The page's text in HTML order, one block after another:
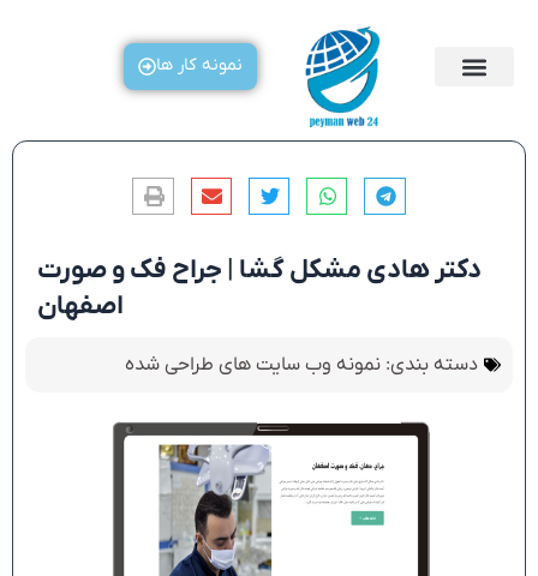
نمونه کار ها
دکتر هادی مشکل گشا | جراح فک و صورت
اصفهان
دسته بندی: نمونه وب سایت های طراحی شده